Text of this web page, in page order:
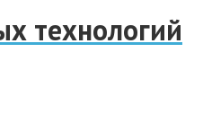
технологий